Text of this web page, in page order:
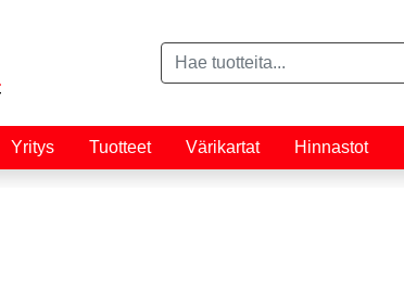
Yritys Tuotteet Värikartat Hinnastot